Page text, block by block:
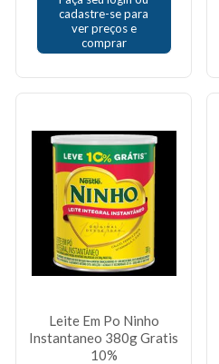
cadastre-se para
ver preços e
comprar
Leite Em Po Ninho
Instantaneo 380g Gratis
10%